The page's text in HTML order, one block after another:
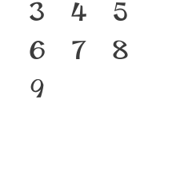
3
4
5
6
7
8
9